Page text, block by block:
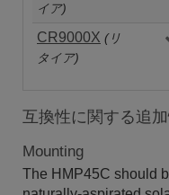
イア)
CR9000X (リ
タイア)
互換性に関する追
Mounting
The HMP45C should